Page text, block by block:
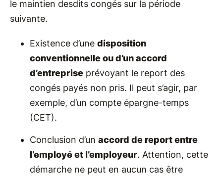
le maintien desdits congés sur la période
suivante.
Existence d’une disposition
conventionnelle ou d’un accord
d’entreprise prévoyant le report des
congés payés non pris. Il peut s’agir, par
exemple, d’un compte épargne-temps
(CET).
Conclusion d’un accord de report entre
l’employé et l’employeur. Attention, cette
démarche ne peut en aucun cas être